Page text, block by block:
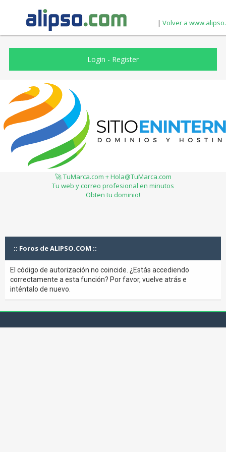
| Volver a
Login - Register
🚀 TuMarca.com + Hola@TuMarca.com
Tu web y correo profesional en minutos
Obten tu dominio!
:: Foros de ALIPSO.COM ::
El código de autorización no coincide. ¿Estás accediendo
correctamente a esta función? Por favor, vuelve atrás e
inténtalo de nuevo.